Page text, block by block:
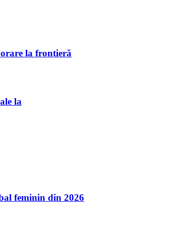
la frontieră
la
feminin din 2026